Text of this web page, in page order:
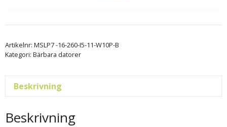
Artikelnr: MSLP7 -16-260-I5-11-W10P-B
Kategori: Bärbara datorer
Beskrivning
Beskrivning